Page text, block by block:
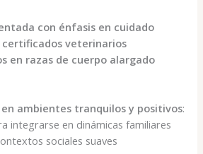
con énfasis en cuidado
certificados veterinarios
en razas de cuerpo alargado
ambientes tranquilos y positivos:
integrarse en dinámicas familiares
sociales suaves